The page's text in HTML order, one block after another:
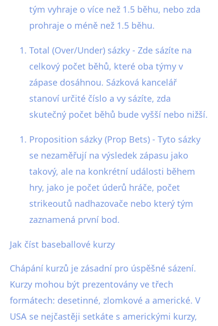
tým vyhraje o více než 1.5 běhu, nebo zda
prohraje o méně než 1.5 běhu.
Total (Over/Under) sázky - Zde sázíte na
celkový počet běhů, které oba týmy v
zápase dosáhnou. Sázková kancelář
stanoví určité číslo a vy sázíte, zda
skutečný počet běhů bude vyšší nebo nižší.
Proposition sázky (Prop Bets) - Tyto sázky
se nezaměřují na výsledek zápasu jako
takový, ale na konkrétní události během
hry, jako je počet úderů hráče, počet
strikeoutů nadhazovače nebo který tým
zaznamená první bod.
Jak číst baseballové kurzy
Chápání kurzů je zásadní pro úspěšné sázení.
Kurzy mohou být prezentovány ve třech
formátech: desetinné, zlomkové a americké. V
USA se nejčastěji setkáte s americkými kurzy,